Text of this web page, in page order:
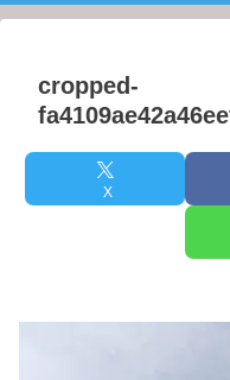
cropped-
X